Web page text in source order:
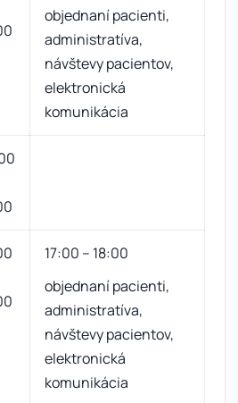
objednaní pacienti,
administratíva,
návštevy pacientov,
elektronická
komunikácia
17:00 – 18:00
objednaní pacienti,
administratíva,
návštevy pacientov,
elektronická
komunikácia